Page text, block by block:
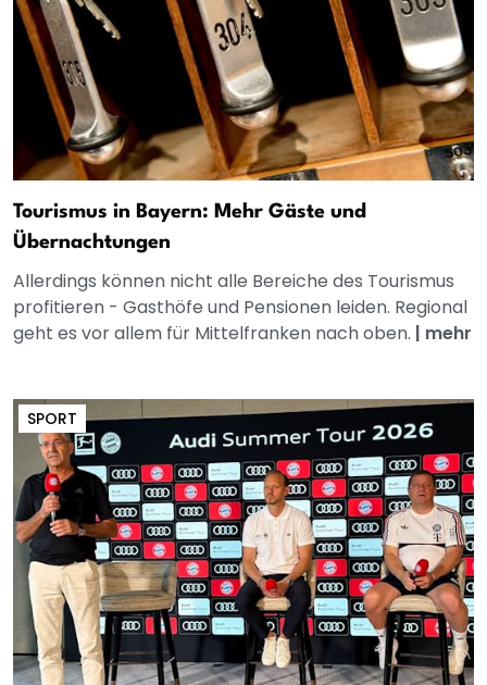
Tourismus in Bayern: Mehr Gäste und
Übernachtungen
Allerdings können nicht alle Bereiche des Tourismus
profitieren - Gasthöfe und Pensionen leiden. Regional
geht es vor allem für Mittelfranken nach oben. | mehr
SPORT